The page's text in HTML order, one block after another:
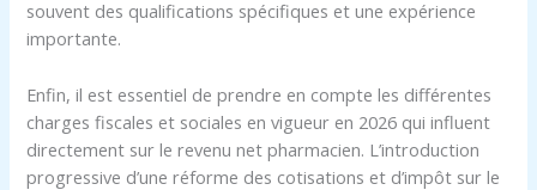
souvent des qualifications spécifiques et une expérience
importante.
Enfin, il est essentiel de prendre en compte les différentes
charges fiscales et sociales en vigueur en 2026 qui influent
directement sur le revenu net pharmacien. L’introduction
progressive d’une réforme des cotisations et d’impôt sur le